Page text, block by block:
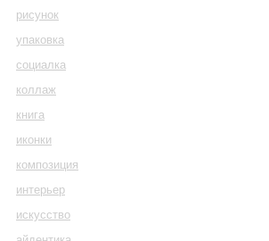
рисунок
упаковка
социалка
коллаж
книга
иконки
композиция
интерьер
искусство